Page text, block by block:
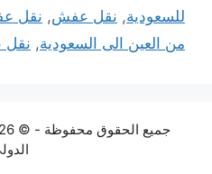
للسعودية, نقل عفش, نقل
من العين الى السعودية, نقل